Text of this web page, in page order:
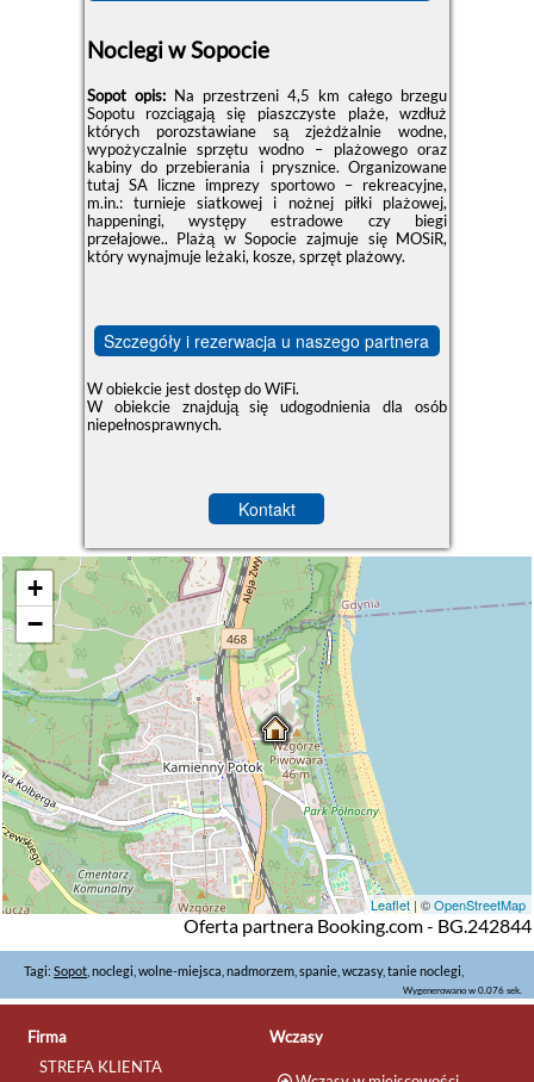
Noclegi w Sopocie
Sopot opis: Na przestrzeni 4,5 km całego brzegu
Sopotu rozciągają się piaszczyste plaże, wzdłuż
których porozstawiane są zjeżdżalnie wodne,
wypożyczalnie sprzętu wodno – plażowego oraz
kabiny do przebierania i prysznice. Organizowane
tutaj SA liczne imprezy sportowo – rekreacyjne,
m.in.: turnieje siatkowej i nożnej piłki plażowej,
happeningi, występy estradowe czy biegi
przełajowe.. Plażą w Sopocie zajmuje się MOSiR,
który wynajmuje leżaki, kosze, sprzęt plażowy.
Szczegóły i rezerwacja u naszego partnera
W obiekcie jest dostęp do WiFi.
W obiekcie znajdują się udogodnienia dla osób
niepełnosprawnych.
Kontakt
+
−
Leaflet| ©OpenStreetMap
Oferta partnera Booking.com - BG.242844
Tagi: Sopot , noclegi, wolne-miejsca, nadmorzem, spanie, wczasy, tanie noclegi,
Wygenerowano w 0.076 sek.
Firma
STREFA KLIENTA
Wczasy